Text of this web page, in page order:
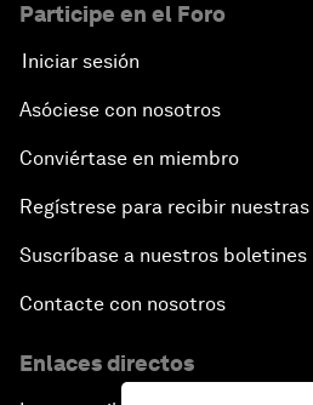
Participe en el Foro
Iniciar sesión
Asóciese con nosotros
Conviértase en miembro
Regístrese para recibir
Suscríbase a nuestros boletines
Contacte con nosotros
Enlaces directos